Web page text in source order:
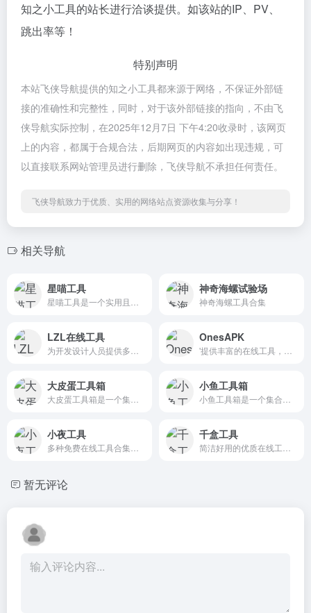
知之小工具的站长进行洽谈提供。如该站的IP、PV、
跳出率等！
特别声明
本站飞侠导航提供的知之小工具都来源于网络，不保证外部链
接的准确性和完整性，同时，对于该外部链接的指向，不由飞
侠导航实际控制，在2025年12月7日 下午4:20收录时，该网页
上的内容，都属于合规合法，后期网页的内容如出现违规，可
以直接联系网站管理员进行删除，飞侠导航不承担任何责任。
飞侠导航致力于优质、实用的网络站点资源收集与分享！
相关导航
星喵工具 神奇海螺试验场
神奇海螺工具合集
LZL在线工具 OnesAPK
大皮蛋工具箱 小鱼工具箱
小夜工具 千盒工具
暂无评论